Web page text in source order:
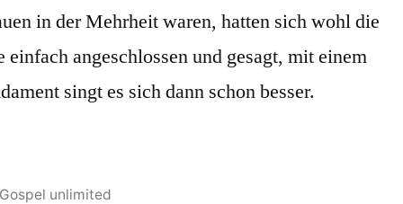
in der Mehrheit waren, hatten sich wohl die
angeschlossen und gesagt, mit einem
singt es sich dann schon besser.
unlimited